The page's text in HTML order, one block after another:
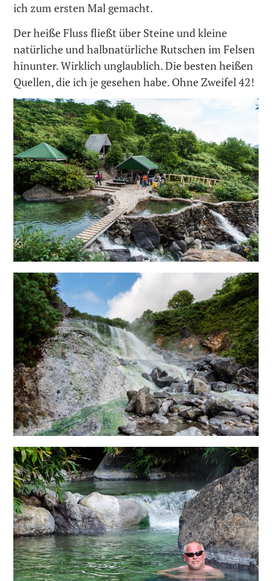
ich zum ersten Mal gemacht.
Der heiße Fluss fließt über Steine und kleine
natürliche und halbnatürliche Rutschen im Felsen
hinunter. Wirklich unglaublich. Die besten heißen
Quellen, die ich je gesehen habe. Ohne Zweifel 42!